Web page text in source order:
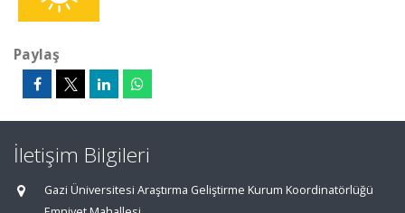
Paylaş
İletişim Bilgileri
Gazi Üniversitesi Araştırma Geliştirme Kurum Koordinatörlüğü